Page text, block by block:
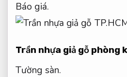
Báo giá.
Trần nhựa giả gỗ phòng
Tường sàn.